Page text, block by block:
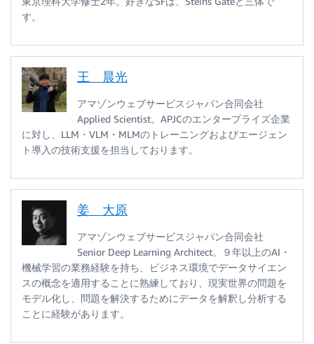
す。
王 晨光
アマゾンウェブサービスジャパン合同会社
Applied Scientist。APJCのエンタープライズ企業
に対し、LLM・VLM・MLMのトレーニングおよびエージェン
ト導入の技術支援を担当しております。
姜 大原
アマゾンウェブサービスジャパン合同会社
Senior Deep Learning Architect。９年以上のAI・
機械学習の業務経験を持ち、ビジネス環境でデータサイエン
スの概念を適用することに熟練しており、現実世界の問題を
モデル化し、問題を解決するためにデータを解釈し分析する
ことに経験があります。